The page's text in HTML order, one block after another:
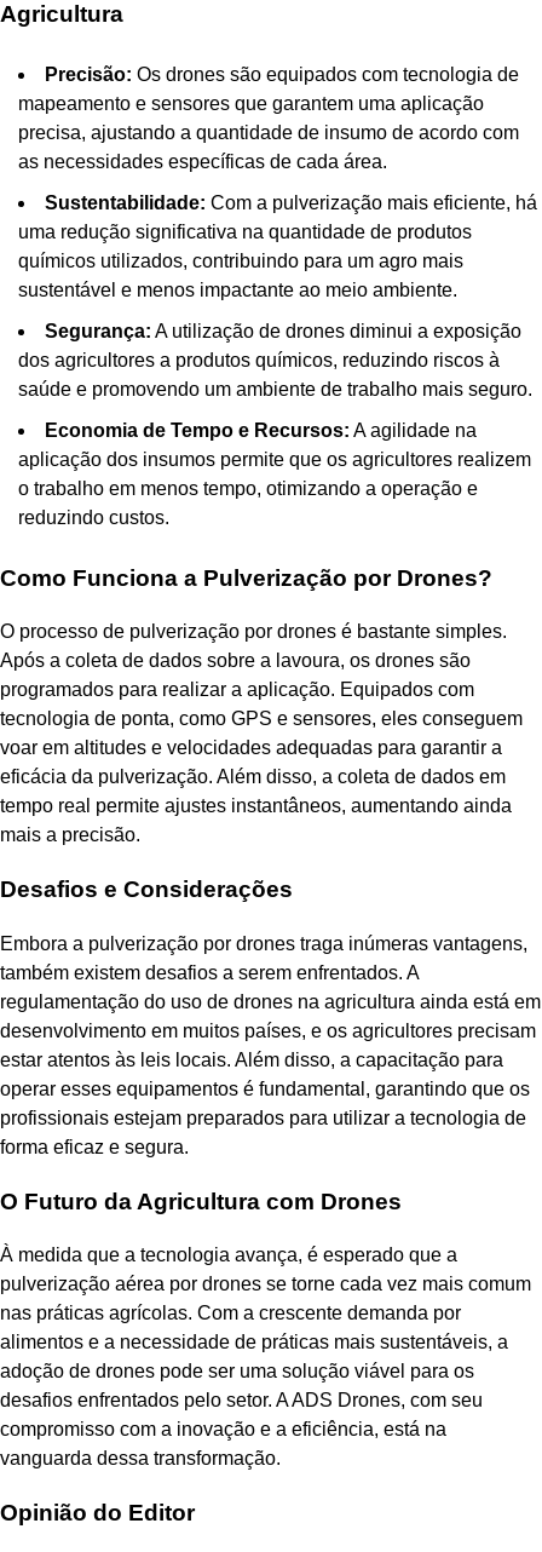
Agricultura
Precisão: Os drones são equipados com tecnologia de
mapeamento e sensores que garantem uma aplicação
precisa, ajustando a quantidade de insumo de acordo com
as necessidades específicas de cada área.
Sustentabilidade: Com a pulverização mais eficiente, há
uma redução significativa na quantidade de produtos
químicos utilizados, contribuindo para um agro mais
sustentável e menos impactante ao meio ambiente.
Segurança: A utilização de drones diminui a exposição
dos agricultores a produtos químicos, reduzindo riscos à
saúde e promovendo um ambiente de trabalho mais seguro.
Economia de Tempo e Recursos: A agilidade na
aplicação dos insumos permite que os agricultores realizem
o trabalho em menos tempo, otimizando a operação e
reduzindo custos.
Como Funciona a Pulverização por Drones?
O processo de pulverização por drones é bastante simples.
Após a coleta de dados sobre a lavoura, os drones são
programados para realizar a aplicação. Equipados com
tecnologia de ponta, como GPS e sensores, eles conseguem
voar em altitudes e velocidades adequadas para garantir a
eficácia da pulverização. Além disso, a coleta de dados em
tempo real permite ajustes instantâneos, aumentando ainda
mais a precisão.
Desafios e Considerações
Embora a pulverização por drones traga inúmeras vantagens,
também existem desafios a serem enfrentados. A
regulamentação do uso de drones na agricultura ainda está em
desenvolvimento em muitos países, e os agricultores precisam
estar atentos às leis locais. Além disso, a capacitação para
operar esses equipamentos é fundamental, garantindo que os
profissionais estejam preparados para utilizar a tecnologia de
forma eficaz e segura.
O Futuro da Agricultura com Drones
À medida que a tecnologia avança, é esperado que a
pulverização aérea por drones se torne cada vez mais comum
nas práticas agrícolas. Com a crescente demanda por
alimentos e a necessidade de práticas mais sustentáveis, a
adoção de drones pode ser uma solução viável para os
desafios enfrentados pelo setor. A ADS Drones, com seu
compromisso com a inovação e a eficiência, está na
vanguarda dessa transformação.
Opinião do Editor